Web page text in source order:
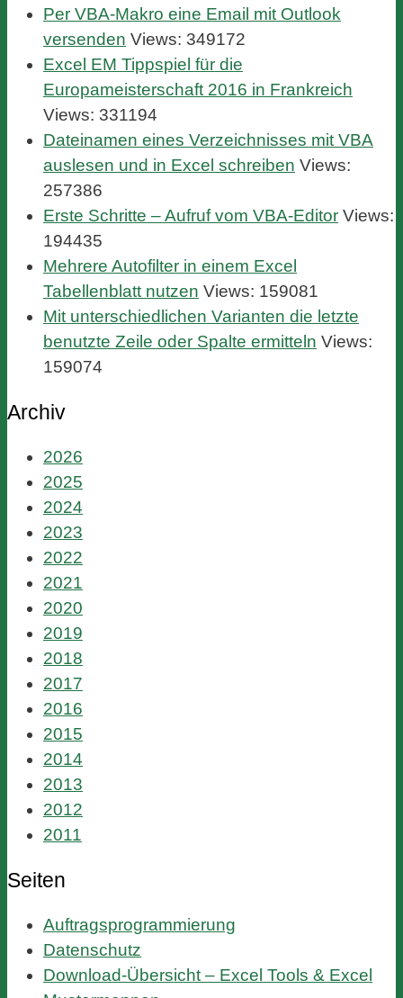
Per VBA-Makro eine Email mit Outlook
versenden Views: 349172
Excel EM Tippspiel für die
Europameisterschaft 2016 in Frankreich
Views: 331194
Dateinamen eines Verzeichnisses mit VBA
auslesen und in Excel schreiben Views:
257386
Erste Schritte – Aufruf vom VBA-Editor Views:
194435
Mehrere Autofilter in einem Excel
Tabellenblatt nutzen Views: 159081
Mit unterschiedlichen Varianten die letzte
benutzte Zeile oder Spalte ermitteln Views:
159074
Archiv
2026
2025
2024
2023
2022
2021
2020
2019
2018
2017
2016
2015
2014
2013
2012
2011
Seiten
Auftragsprogrammierung
Datenschutz
Download-Übersicht – Excel Tools & Excel